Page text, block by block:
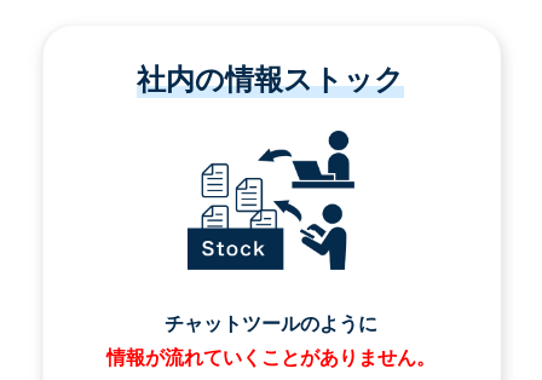
社内の情報ストック
チャットツールのように
情報が流れていくことがありません。